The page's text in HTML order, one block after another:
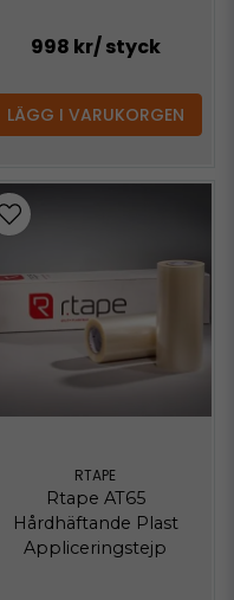
998 kr/ styck
LÄGG I VARUKORGEN
RTAPE
Rtape AT65
Hårdhäftande Plast
Appliceringstejp